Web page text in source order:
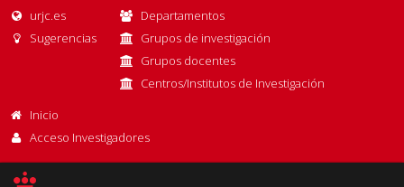
urjc.es
Sugerencias
Departamentos
Grupos de investigación
Grupos docentes
Centros/Institutos de Investigación
Inicio
Acceso Investigadores